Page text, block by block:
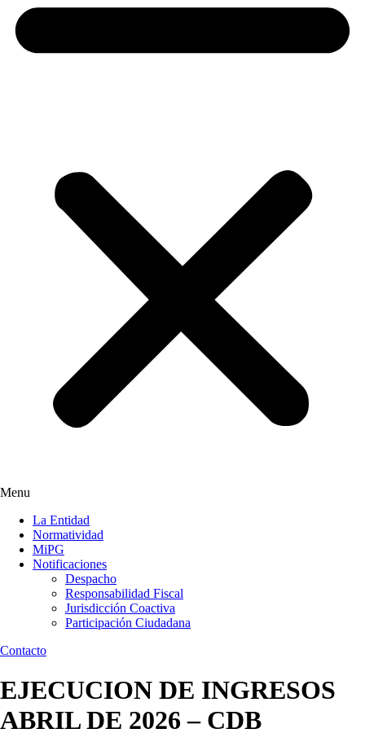
Menu
La Entidad
Normatividad
MiPG
Notificaciones
Despacho
Responsabilidad Fiscal
Jurisdicción Coactiva
Participación Ciudadana
Contacto
EJECUCION DE INGRESOS
ABRIL DE 2026 – CDB